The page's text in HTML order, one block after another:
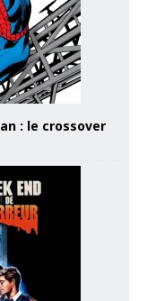
: le crossover